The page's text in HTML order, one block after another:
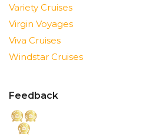
Variety Cruises
Virgin Voyages
Viva Cruises
Windstar Cruises
Feedback